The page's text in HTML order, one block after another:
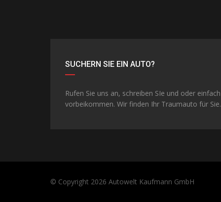
SUCHERN SIE EIN AUTO?
Rufen Sie uns an, schreiben SIe und oder einfach
vorbeikommen. Wir finden Ihr Traumauto für Sie.
© Copyright 2026 Autowelt Kaufmann GmbH